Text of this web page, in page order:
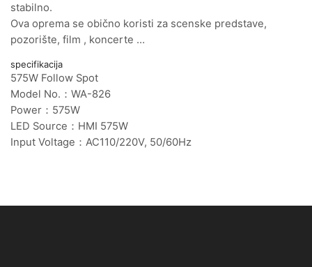
stabilno.
Ova oprema se obično koristi za scenske predstave,
pozorište, film , koncerte …
specifikacija
575W Follow Spot
Model No.：WA-826
Power：575W
LED Source：HMI 575W
Input Voltage：AC110/220V, 50/60Hz